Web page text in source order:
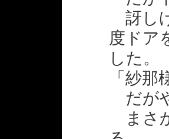
訝し
度ドア
した。
「紗
だが
まさ